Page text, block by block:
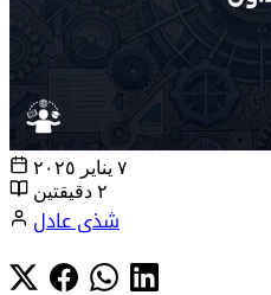
٧ يناير ٢٠٢٥
٢ دقيقتين
شذى عادل